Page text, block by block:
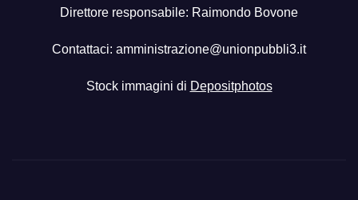
Direttore responsabile: Raimondo Bovone
Contattaci: amministrazione@unionpubbli3.it
Stock immagini di Depositphotos